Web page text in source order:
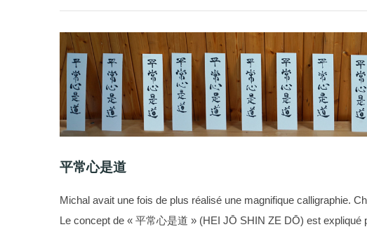
平常心是道
Michal avait une fois de plus réalisé une magnifique calligraphie.
Le concept de « 平常心是道 » (HEI JŌ SHIN ZE DŌ) est